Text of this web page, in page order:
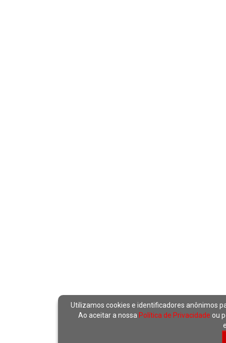
Utilizamos cookies e identificadores anônimos
Ao aceitar a nossa Política de Privacidade ou